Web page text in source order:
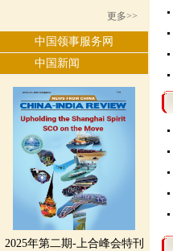
更多>>
中国领事服务网
中国新闻
2025年第二期-上合峰会特刊